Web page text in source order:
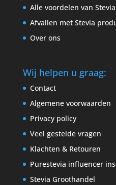
Alle voordelen van Stevia
Afvallen met Stevia
Over ons
Wij helpen u graag:
Contact
Algemene voorwaarden
Privacy policy
Veel gestelde vragen
Klachten & Retouren
Purestevia influencer
Stevia Groothandel